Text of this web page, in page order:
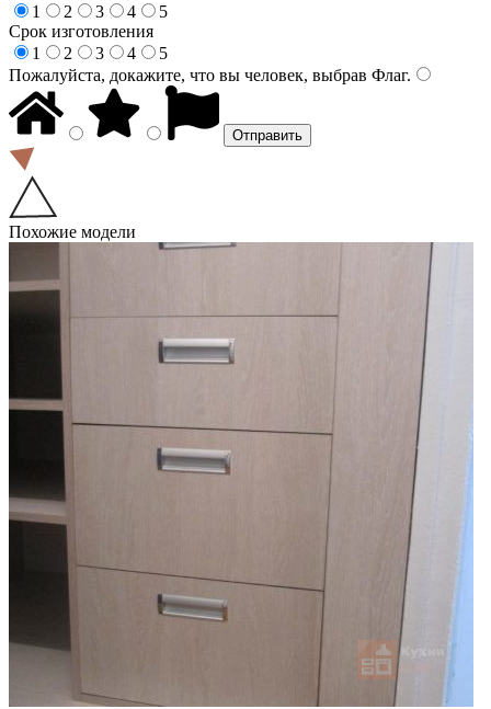
1
2 3 4
5
Срок изготовления
1
2 3 4
5
Пожалуйста, докажите, что вы человек, выбрав Флаг.
Похожие модели